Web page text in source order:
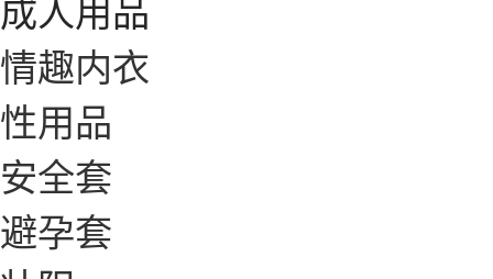
成人用品
情趣内衣
性用品
安全套
避孕套